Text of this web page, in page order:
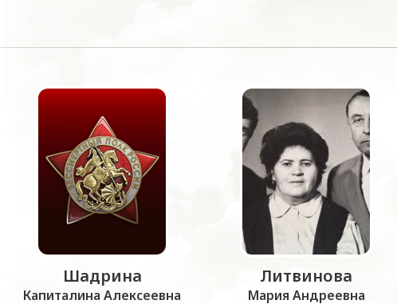
Шадрина
Капиталина Алексеевна
Литвинова
Мария Андреевна